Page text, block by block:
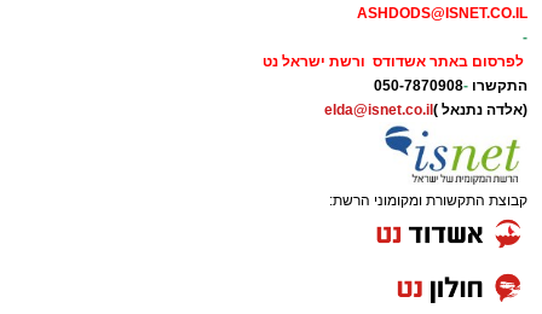
ASHDODS@ISNET.CO.IL
-
לפרסום באתר אשדודס ורשת ישראל נט
התקשרו -
050-7870908
(אלדה נתנאל ) elda@isnet.co.il
קבוצת התקשורת ומקומוני הרשת: